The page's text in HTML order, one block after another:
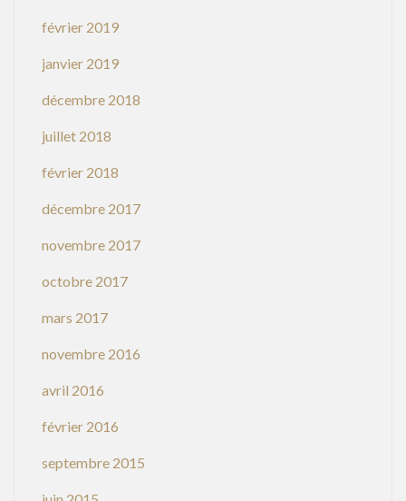
février 2019
janvier 2019
décembre 2018
juillet 2018
février 2018
décembre 2017
novembre 2017
octobre 2017
mars 2017
novembre 2016
avril 2016
février 2016
septembre 2015